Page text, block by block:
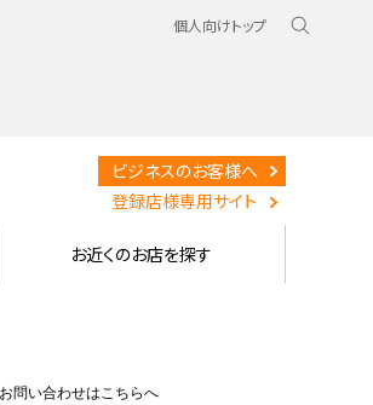
個人向けトップ
ビジネスのお客様へ
登録店様専用サイト
お近くのお店を探す
お問い合わせはこちらへ